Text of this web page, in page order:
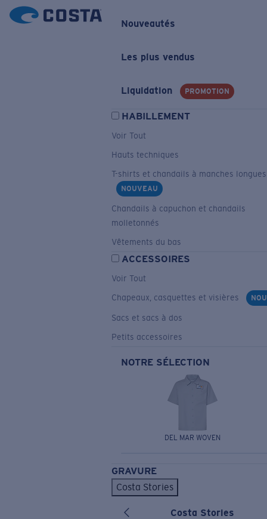
Nouveautés
Les plus vendus
Liquidation PROMOTION
HABILLEMENT
Voir Tout
Hauts techniques
T-shirts et chandails à manches longues
NOUVEAU
Chandails à capuchon et chandails
molletonnés
Vêtements du bas
ACCESSOIRES
Voir Tout
Chapeaux, casquettes et visières
Sacs et sacs à dos
Petits accessoires
NOTRE SÉLECTION
DEL MAR WOVEN
GRAVURE
Costa Stories
Costa Stories